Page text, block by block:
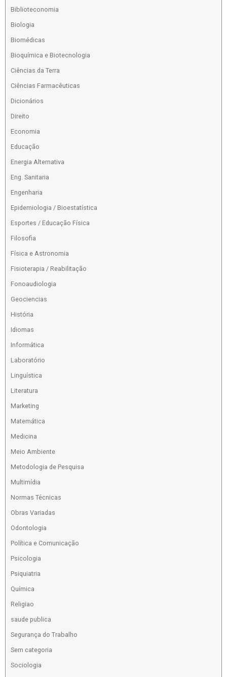
Biblioteconomia
Biologia
Biomédicas
Bioquímica e Biotecnologia
Ciências da Terra
Ciências Farmacêuticas
Dicionários
Direito
Economia
Educação
Energia Alternativa
Eng. Sanitaria
Engenharia
Epidemiologia / Bioestatística
Esportes / Educação Física
Filosofia
Física e Astronomia
Fisioterapia / Reabilitação
Fonoaudiologia
Geociencias
História
Idiomas
Informática
Laboratório
Linguística
Literatura
Marketing
Matemática
Medicina
Meio Ambiente
Metodologia de Pesquisa
Multimídia
Normas Técnicas
Obras Variadas
Odontologia
Política e Comunicação
Psicologia
Psiquiatria
Química
Religiao
saude publica
Segurança do Trabalho
Sem categoria
Sociologia